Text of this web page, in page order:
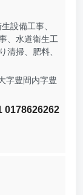
設備工事、
、水道衛生工
清掃、肥料、
字豊間内字豊
0178626262